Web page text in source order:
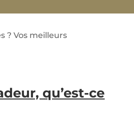
? Vos meilleurs
qu’est-ce